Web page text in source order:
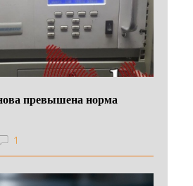
превышена норма
1